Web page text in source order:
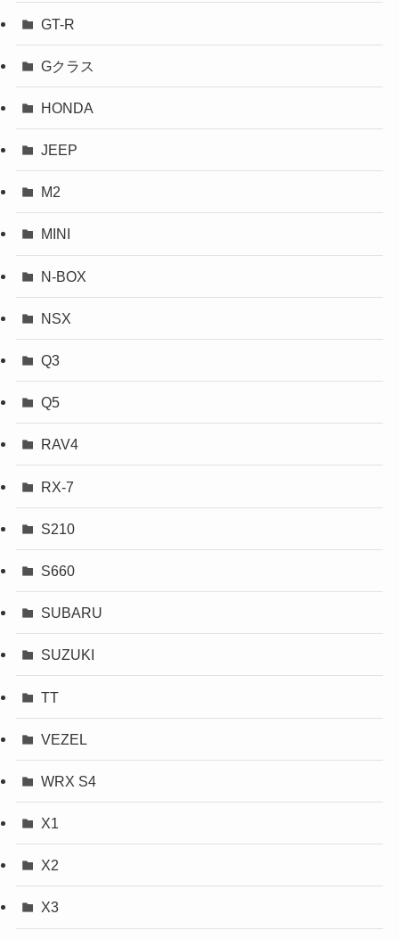
GT-R
Gクラス
HONDA
JEEP
M2
MINI
N-BOX
NSX
Q3
Q5
RAV4
RX-7
S210
S660
SUBARU
SUZUKI
TT
VEZEL
WRX S4
X1
X2
X3